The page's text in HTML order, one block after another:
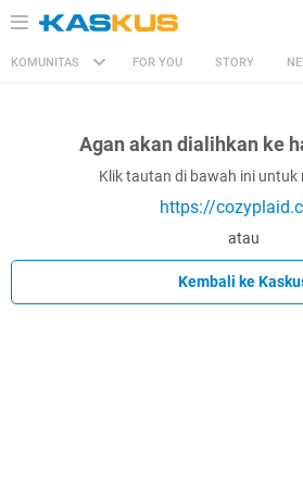
KOMUNITAS FOR YOU STORY
Agan akan dialihkan ke
Klik tautan di bawah ini untuk
https://
atau
Kembali ke